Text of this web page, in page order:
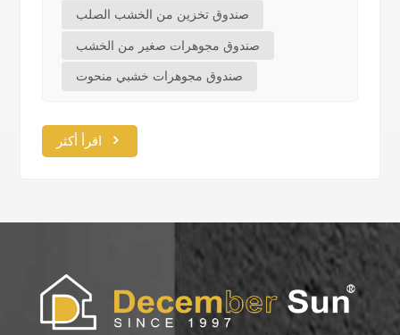
صندوق تخزين من الخشب الصلب
صندوق مجوهرات صغير من الخشب
صندوق مجوهرات خشبي منحوت
اقرأ أكثر